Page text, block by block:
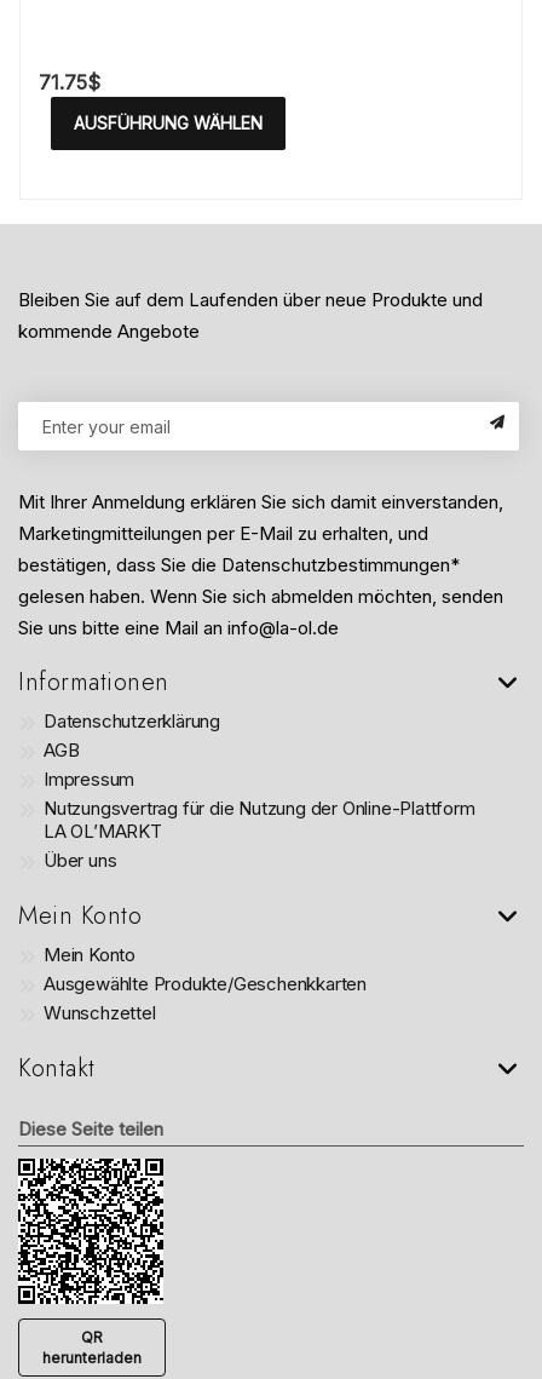
71.75$
AUSFÜHRUNG WÄHLEN
Bleiben Sie auf dem Laufenden über neue Produkte und
kommende Angebote
Mit Ihrer Anmeldung erklären Sie sich damit einverstanden,
Marketingmitteilungen per E-Mail zu erhalten, und
bestätigen, dass Sie die Datenschutzbestimmungen*
gelesen haben. Wenn Sie sich abmelden möchten, senden
Sie uns bitte eine Mail an info@la-ol.de
Informationen
Datenschutzerklärung
AGB
Impressum
Nutzungsvertrag für die Nutzung der Online-Plattform
LA OL’MARKT
Über uns
Mein Konto
Mein Konto
Ausgewählte Produkte/Geschenkkarten
Wunschzettel
Kontakt
Diese Seite teilen
QR
herunterladen